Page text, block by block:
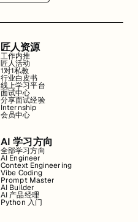
匠人资源
工作内推
匠人活动
1对1私教
行业白皮书
线上学习平台
面试中心
分享面试经验
Internship
会员中心
AI 学习方向
全部学习方向
AI Engineer
Context Engineering
Vibe Coding
Prompt Master
AI Builder
AI 产品经理
Python 入门